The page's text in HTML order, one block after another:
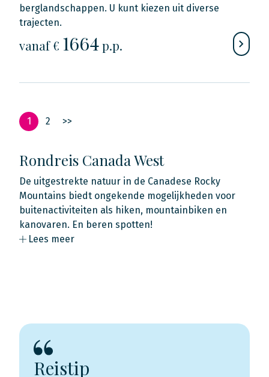
berglandschappen. U kunt kiezen uit diverse
trajecten.
vanaf € 1664p.p.
1 2 >>
Rondreis Canada West
De uitgestrekte natuur in de Canadese Rocky
Mountains biedt ongekende mogelijkheden voor
buitenactiviteiten als hiken, mountainbiken en
kanovaren. En beren spotten!
Lees meer
Reistip